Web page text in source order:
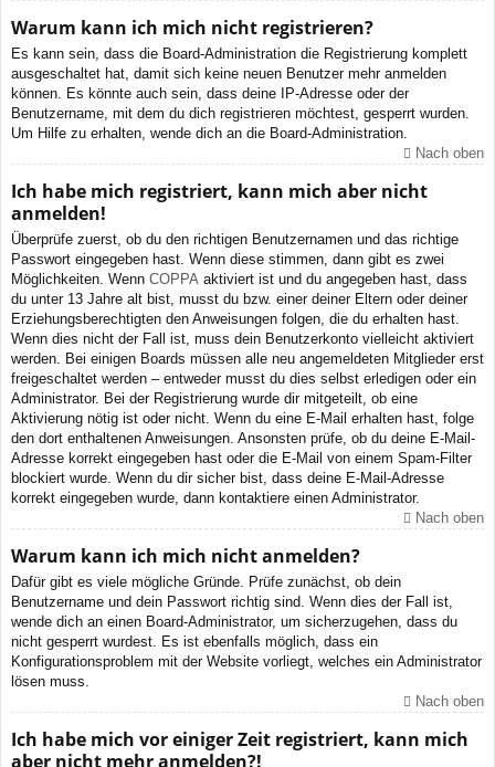
Warum kann ich mich nicht registrieren?
Es kann sein, dass die Board-Administration die Registrierung komplett
ausgeschaltet hat, damit sich keine neuen Benutzer mehr anmelden
können. Es könnte auch sein, dass deine IP-Adresse oder der
Benutzername, mit dem du dich registrieren möchtest, gesperrt wurden.
Um Hilfe zu erhalten, wende dich an die Board-Administration.
Nach oben
Ich habe mich registriert, kann mich aber nicht
anmelden!
Überprüfe zuerst, ob du den richtigen Benutzernamen und das richtige
Passwort eingegeben hast. Wenn diese stimmen, dann gibt es zwei
Möglichkeiten. Wenn COPPA aktiviert ist und du angegeben hast, dass
du unter 13 Jahre alt bist, musst du bzw. einer deiner Eltern oder deiner
Erziehungsberechtigten den Anweisungen folgen, die du erhalten hast.
Wenn dies nicht der Fall ist, muss dein Benutzerkonto vielleicht aktiviert
werden. Bei einigen Boards müssen alle neu angemeldeten Mitglieder erst
freigeschaltet werden – entweder musst du dies selbst erledigen oder ein
Administrator. Bei der Registrierung wurde dir mitgeteilt, ob eine
Aktivierung nötig ist oder nicht. Wenn du eine E-Mail erhalten hast, folge
den dort enthaltenen Anweisungen. Ansonsten prüfe, ob du deine E-Mail-
Adresse korrekt eingegeben hast oder die E-Mail von einem Spam-Filter
blockiert wurde. Wenn du dir sicher bist, dass deine E-Mail-Adresse
korrekt eingegeben wurde, dann kontaktiere einen Administrator.
Nach oben
Warum kann ich mich nicht anmelden?
Dafür gibt es viele mögliche Gründe. Prüfe zunächst, ob dein
Benutzername und dein Passwort richtig sind. Wenn dies der Fall ist,
wende dich an einen Board-Administrator, um sicherzugehen, dass du
nicht gesperrt wurdest. Es ist ebenfalls möglich, dass ein
Konfigurationsproblem mit der Website vorliegt, welches ein Administrator
lösen muss.
Nach oben
Ich habe mich vor einiger Zeit registriert, kann mich
aber nicht mehr anmelden?!